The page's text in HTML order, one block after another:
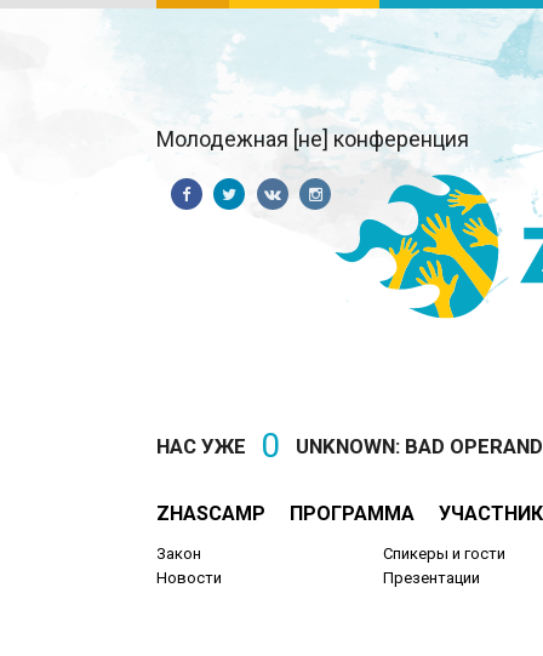
Молодежная [не] конференция
НАС УЖЕ 0 UNKNOWN: BAD
ZHASCAMP ПРОГРАММА
Закон
Новости
Спикеры и гости
Презентации